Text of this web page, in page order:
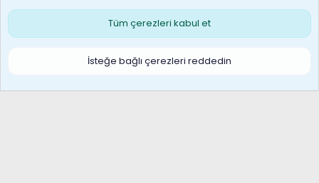
Çerezler
S
Tüm çerezleri kabul et
İsteğe bağlı çerezleri reddedin